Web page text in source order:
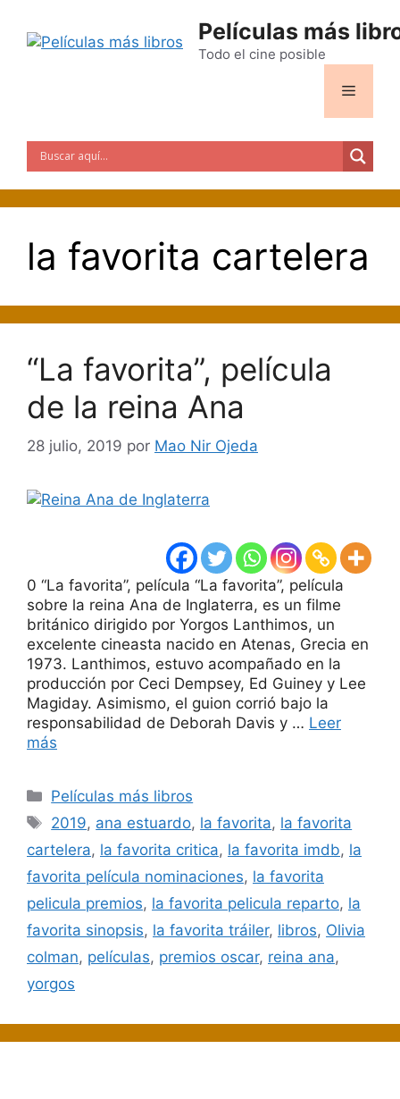
contenido
Películas más
Todo el cine posible
Menú
la favorita cartelera
“La favorita”, película
de la reina Ana
28 julio, 2019 por Mao Nir Ojeda
0 “La favorita”, película “La favorita”, película
sobre la reina Ana de Inglaterra, es un filme
británico dirigido por Yorgos Lanthimos, un
excelente cineasta nacido en Atenas, Grecia en
1973. Lanthimos, estuvo acompañado en la
producción por Ceci Dempsey, Ed Guiney y Lee
Magiday. Asimismo, el guion corrió bajo la
responsabilidad de Deborah Davis y … Leer
más
Categorías
Películas más libros
Etiquetas
2019, ana estuardo, la favorita, la favorita
cartelera, la favorita critica, la favorita imdb, la
favorita película nominaciones, la favorita
pelicula premios, la favorita pelicula reparto, la
favorita sinopsis, la favorita tráiler, libros, Olivia
colman, películas, premios oscar, reina ana,
yorgos